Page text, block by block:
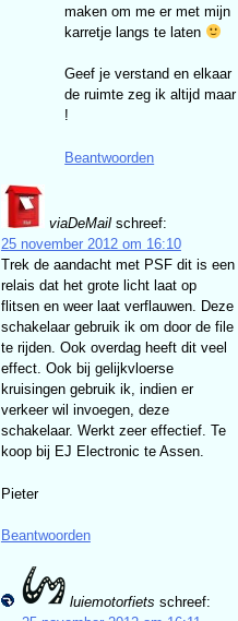
maken om me er met mijn
karretje langs te laten
Geef je verstand en elkaar
de ruimte zeg ik altijd maar
!
Beantwoorden
viaDeMail schreef:
25 november 2012 om 16:10
Trek de aandacht met PSF dit is een
relais dat het grote licht laat op
flitsen en weer laat verflauwen. Deze
schakelaar gebruik ik om door de file
te rijden. Ook overdag heeft dit veel
effect. Ook bij gelijkvloerse
kruisingen gebruik ik, indien er
verkeer wil invoegen, deze
schakelaar. Werkt zeer effectief. Te
koop bij EJ Electronic te Assen.
Pieter
Beantwoorden
luiemotorfiets schreef: